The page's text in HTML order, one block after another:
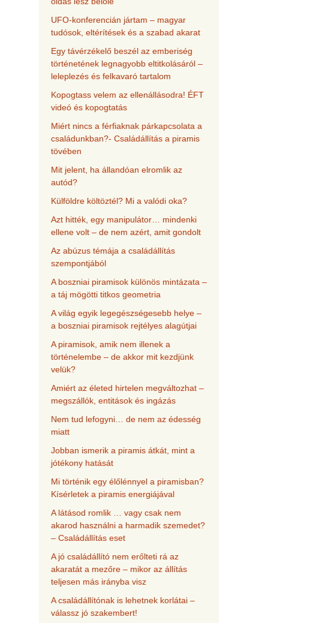
UFO-konferencián jártam – magyar
tudósok, eltérítések és a szabad akarat
Egy távérzékelő beszél az emberiség
történetének legnagyobb eltitkolásáról –
leleplezés és felkavaró tartalom
Kopogtass velem az ellenállásodra! ÉFT
videó és kopogtatás
Miért nincs a férfiaknak párkapcsolata a
családunkban?- Családállítás a piramis
tövében
Mit jelent, ha állandóan elromlik az
autód?
Külföldre költöztél? Mi a valódi oka?
Azt hitték, egy manipulátor… mindenki
ellene volt – de nem azért, amit gondolt
Az abúzus témája a családállítás
szempontjából
A boszniai piramisok különös mintázata –
a táj mögötti titkos geometria
A világ egyik legegészségesebb helye –
a boszniai piramisok rejtélyes alagútjai
A piramisok, amik nem illenek a
történelembe – de akkor mit kezdjünk
velük?
Amiért az életed hirtelen megváltozhat –
megszállók, entitások és ingázás
Nem tud lefogyni… de nem az édesség
miatt
Jobban ismerik a piramis átkát, mint a
jótékony hatását
Mi történik egy élőlénnyel a piramisban?
Kísérletek a piramis energiájával
A látásod romlik … vagy csak nem
akarod használni a harmadik szemedet?
– Családállítás eset
A jó családállító nem erőlteti rá az
akaratát a mezőre – mikor az állítás
teljesen más irányba visz
A családállítónak is lehetnek korlátai –
válassz jó szakembert!